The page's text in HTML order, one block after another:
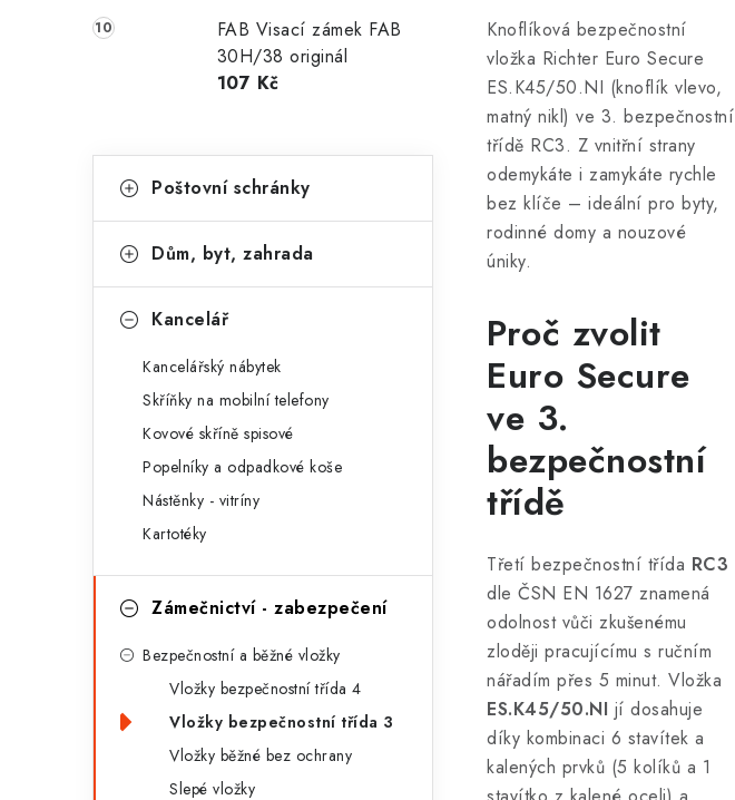
FAB Visací zámek FAB
30H/38 originál
107 Kč
kategorie
a
e
Poštovní schránky
Dům, byt, zahrada
Kancelář
Kancelářský nábytek
Skříňky na mobilní telefony
Kovové skříně spisové
Popelníky a odpadkové koše
Nástěnky - vitríny
Kartotéky
Zámečnictví - zabezpečení
Bezpečnostní a běžné vložky
Vložky bezpečnostní třída 4
Vložky bezpečnostní třída 3
Vložky běžné bez ochrany
Slepé vložky
Knoflíková bezpečnostní
vložka Richter Euro Secure
ES.K45/50.NI (knoflík vlevo,
matný nikl) ve 3. bezpečnostní
třídě RC3. Z vnitřní strany
odemykáte i zamykáte rychle
bez klíče – ideální pro byty,
rodinné domy a nouzové
úniky.
Proč zvolit
Euro Secure
ve 3.
bezpečnostní
třídě
Třetí bezpečnostní třída RC3
dle ČSN EN 1627 znamená
odolnost vůči zkušenému
zloději pracujícímu s ručním
nářadím přes 5 minut. Vložka
ES.K45/50.NI jí dosahuje
díky kombinaci 6 stavítek a
kalených prvků (5 kolíků a 1